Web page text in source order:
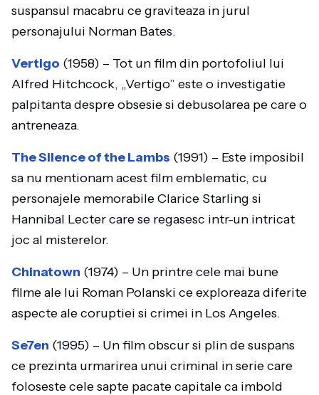
suspansul macabru ce graviteaza in jurul
personajului Norman Bates.
Vertigo (1958) – Tot un film din portofoliul lui
Alfred Hitchcock, „Vertigo” este o investigatie
palpitanta despre obsesie si debusolarea pe care o
antreneaza.
The Silence of the Lambs (1991) – Este imposibil
sa nu mentionam acest film emblematic, cu
personajele memorabile Clarice Starling si
Hannibal Lecter care se regasesc intr-un intricat
joc al misterelor.
Chinatown (1974) – Un printre cele mai bune
filme ale lui Roman Polanski ce exploreaza diferite
aspecte ale coruptiei si crimei in Los Angeles.
Se7en (1995) – Un film obscur si plin de suspans
ce prezinta urmarirea unui criminal in serie care
foloseste cele sapte pacate capitale ca imbold